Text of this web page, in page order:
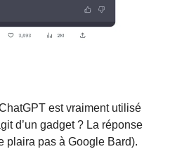
est vraiment utilisé
d’un gadget ? La réponse
plaira pas à Google Bard).